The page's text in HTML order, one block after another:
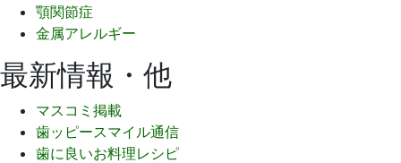
顎関節症
金属アレルギー
最新情報・他
マスコミ掲載
歯ッピースマイル通信
歯に良いお料理レシピ